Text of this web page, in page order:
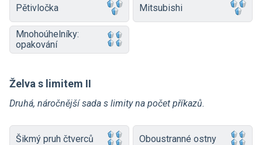
Pětivločka Mitsubishi
Mnohoúhelníky:
opakování
Želva s limitem II
Druhá, náročnější sada s limity na počet příkazů.
Šikmý pruh čtverců Oboustranné ostny